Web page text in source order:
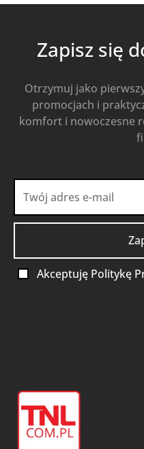
Zapisz się
Otrzymuj jako
promocjach i
komfort i nowoczesne
Akceptuję Politykę